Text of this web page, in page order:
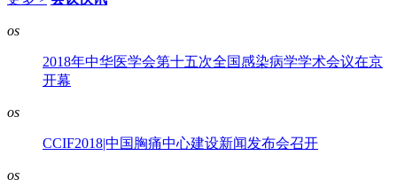
os
2018年中华医学会第十五次全国感染病学学术会议在京
开幕
os
CCIF2018|中国胸痛中心建设新闻发布会召开
os